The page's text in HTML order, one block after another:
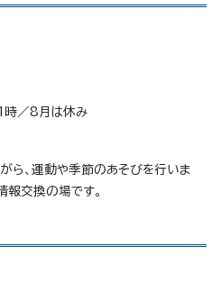
／8月は休み
ら、運動や季節のあそびを行いま
報交換の場です。